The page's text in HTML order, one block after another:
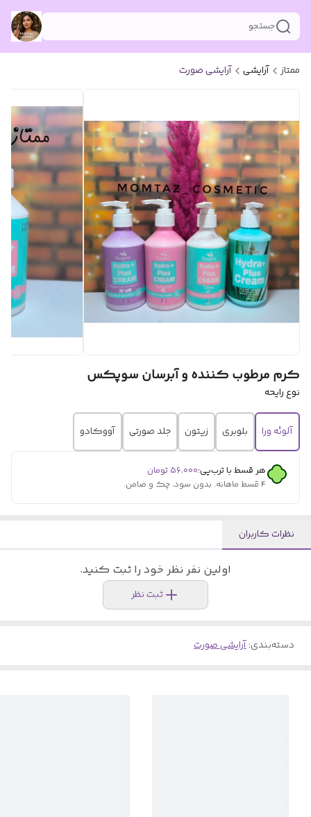
جستجو
ممتاز آرایشی آرایشی صورت
کرم مرطوب کننده و آبرسان سوپکس
نوع رایحه
آلوئه ورا بلوبری زیتون جلد صورتی آووکادو
هر قسط با ترب‌پی:۵۶٬۰۰۰ تومان
۴ قسط ماهانه. بدون سود، چک و ضامن.
نظرات کاربران
اولین نفر نظر خود را ثبت کنید.
ثبت نظر
دسته‌بندی:آرایشی صورت